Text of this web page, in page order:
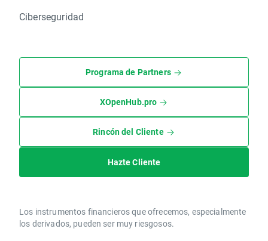
Ciberseguridad
Programa de Partners
XOpenHub.pro
Rincón del Cliente
Hazte Cliente
Los instrumentos financieros que ofrecemos, especialmente
los derivados, pueden ser muy riesgosos.